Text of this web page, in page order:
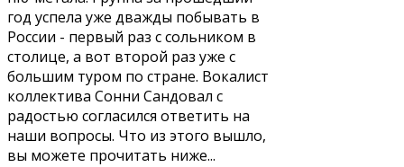
год успела уже дважды побывать в
России - первый раз с сольником в
столице, а вот второй раз уже с
большим туром по стране. Вокалист
коллектива Сонни Сандовал с
радостью согласился ответить на
наши вопросы. Что из этого вышло,
вы можете прочитать ниже...